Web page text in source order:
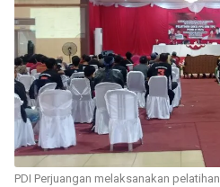
PDI Perjuangan melaksanakan